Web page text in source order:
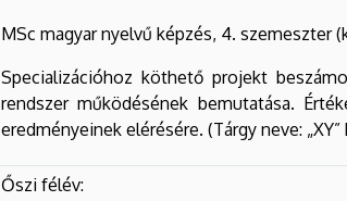
MSc magyar nyelvű képzés, 4. szemeszter
Specializációhoz köthető projekt
rendszer működésének bemutatása.
eredményeinek elérésére. (Tárgy neve:
Őszi félév: